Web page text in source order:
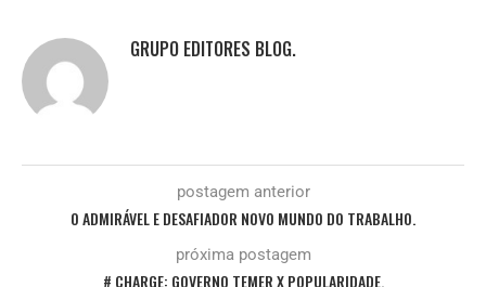
GRUPO EDITORES BLOG.
postagem anterior
O ADMIRÁVEL E DESAFIADOR NOVO MUNDO DO TRABALHO.
próxima postagem
# CHARGE: GOVERNO TEMER X POPULARIDADE.